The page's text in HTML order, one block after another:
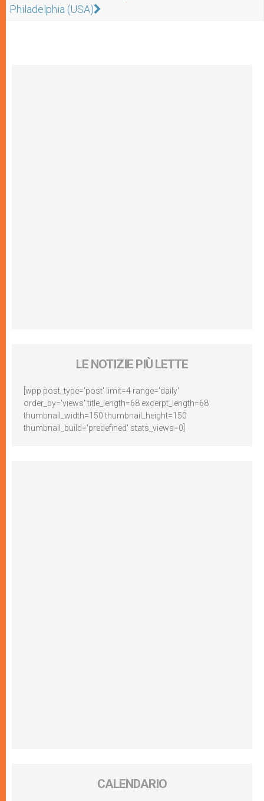
Philadelphia (USA)
LE NOTIZIE PIÙ LETTE
[wpp post_type='post' limit=4 range='daily'
order_by='views' title_length=68 excerpt_length=68
thumbnail_width=150 thumbnail_height=150
thumbnail_build='predefined' stats_views=0]
CALENDARIO